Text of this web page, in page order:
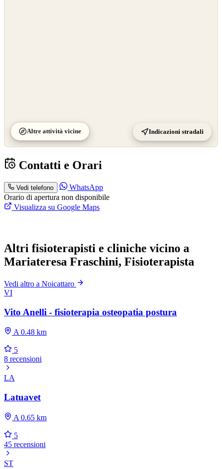
Altre attività vicine Indicazioni stradali
Contatti e Orari
Vedi telefono
WhatsApp
Orario di apertura non disponibile
Visualizza su Google Maps
Altri fisioterapisti e cliniche vicino a
Mariateresa Fraschini, Fisioterapista
Vedi altro a Noicattaro
VI
Vito Anelli - fisioterapia osteopatia postura
A 0.48 km
5
8 recensioni
LA
Latuavet
A 0.65 km
5
45 recensioni
ST